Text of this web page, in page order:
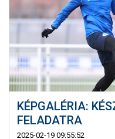
KÉPGALÉRIA:
FELADATRA
2025-02-19 09:55:52